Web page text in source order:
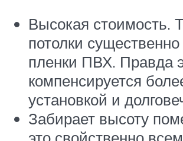
Высокая стоимость.
потолки
пленки ПВХ. Правда
компенсируется
установкой и
Забирает высоту